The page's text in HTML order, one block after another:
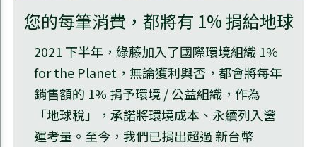
您的每筆消費，都將有 1% 捐給地球
2021 下半年，綠藤加入了國際環境組織 1%
for the Planet，無論獲利與否，都會將每年
銷售額的 1% 捐予環境 / 公益組織，作為
「地球稅」，承諾將環境成本、永續列入營
運考量。至今，我們已捐出超過 新台幣